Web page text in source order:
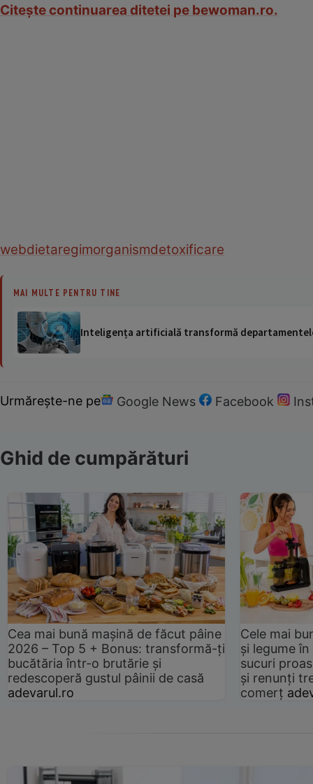
Citeşte continuarea ditetei pe bewoman.ro.
webdietaregimorganismdetoxificare
MAI MULTE PENTRU TINE
Inteligența artificială transformă
Urmărește-ne pe Google News Facebook
Ghid de cumpărături
Cea mai bună mașină de făcut pâine
2026 – Top 5 + Bonus: transformă-ți
bucătăria într-o brutărie și
redescoperă gustul pâinii de casă
adevarul.ro
Cele mai
și legume
sucuri
și renunți
comerț